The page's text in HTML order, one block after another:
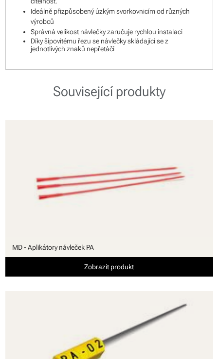
Ideálně přizpůsobený úzkým svorkovnicím od různých
výrobců
Správná velikost návlečky zaručuje rychlou instalaci
Díky šípovitému řezu se návlečky skládající se z
jednotlivých znaků nepřetáčí
Související produkty
MD - Aplikátory návleček PA
Zobrazit produkt